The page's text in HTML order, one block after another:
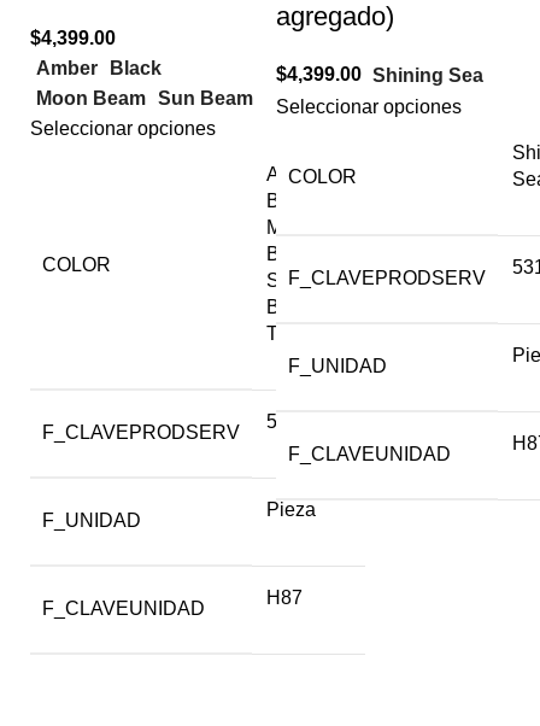
$4,399.00
Amber
Black
Moon Beam Sun Beam
Seleccionar opciones
COLOR
Amber ,
Black
Moon
Beam
Sun
Beam
Teddy
F_CLAVEPRODSERV
53111600
F_UNIDAD
Pieza
F_CLAVEUNIDAD
H87
agregado)
$4,399.00 Shining Sea
Seleccionar opciones
COLOR
F_CLAVEPRODSERV
F_UNIDAD
F_CLAVEUNIDAD